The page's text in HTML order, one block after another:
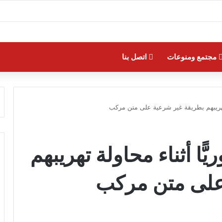
مجتمع ومنوعات اتصل بنا
إنقاذ 20 سوريًّا أثناء محاولة تهريبهم
متن مركب